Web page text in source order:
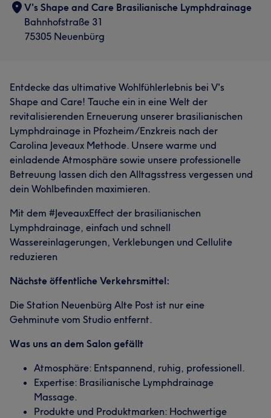
V's Shape and Care Brasilianische Lymphdrainage
Bahnhofstraße 31
75305 Neuenbürg
Entdecke das ultimative Wohlfühlerlebnis bei V's
Shape and Care! Tauche ein in eine Welt der
revitalisierenden Erneuerung unserer brasilianischen
Lymphdrainage in Pfozheim/Enzkreis nach der
Carolina Jeveaux Methode. Unsere warme und
einladende Atmosphäre sowie unsere professionelle
Betreuung lassen dich den Alltagsstress vergessen und
dein Wohlbefinden maximieren.
Mit dem #JeveauxEffect der brasilianischen
Lymphdrainage, einfach und schnell
Wassereinlagerungen, Verklebungen und Cellulite
reduzieren
Nächste öffentliche Verkehrsmittel:
Die Station Neuenbürg Alte Post ist nur eine
Gehminute vom Studio entfernt.
Was uns an dem Salon gefällt
Atmosphäre: Entspannend, ruhig, professionell.
Expertise: Brasilianische Lymphdrainage
Massage.
Produkte und Produktmarken: Hochwertige